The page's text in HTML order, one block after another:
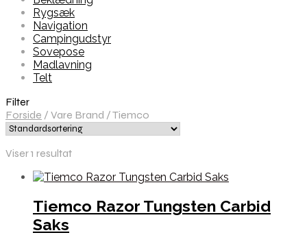
Rygsæk
Navigation
Campingudstyr
Sovepose
Madlavning
Telt
Filter
Forside / Vare Brand /Tiemco
Viser 1 resultat
Tiemco Razor Tungsten Carbid
Saks